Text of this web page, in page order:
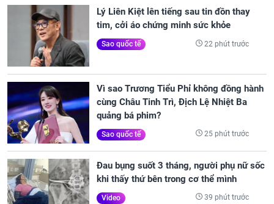
Lý Liên Kiệt lên tiếng sau tin đồn thay
tim, cởi áo chứng minh sức khỏe
Sao quốc tế 22 phút trước
Vì sao Trương Tiểu Phỉ không đồng hành
cùng Châu Tinh Trì, Địch Lệ Nhiệt Ba
quảng bá phim?
Sao quốc tế 25 phút trước
Đau bụng suốt 3 tháng, người phụ nữ sốc
khi thấy thứ bên trong cơ thể mình
Video 39 phút trước